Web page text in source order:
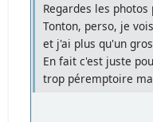
Regardes les
Tonton, perso, je
et j'ai plus qu'un
En fait c'est juste
trop péremptoire